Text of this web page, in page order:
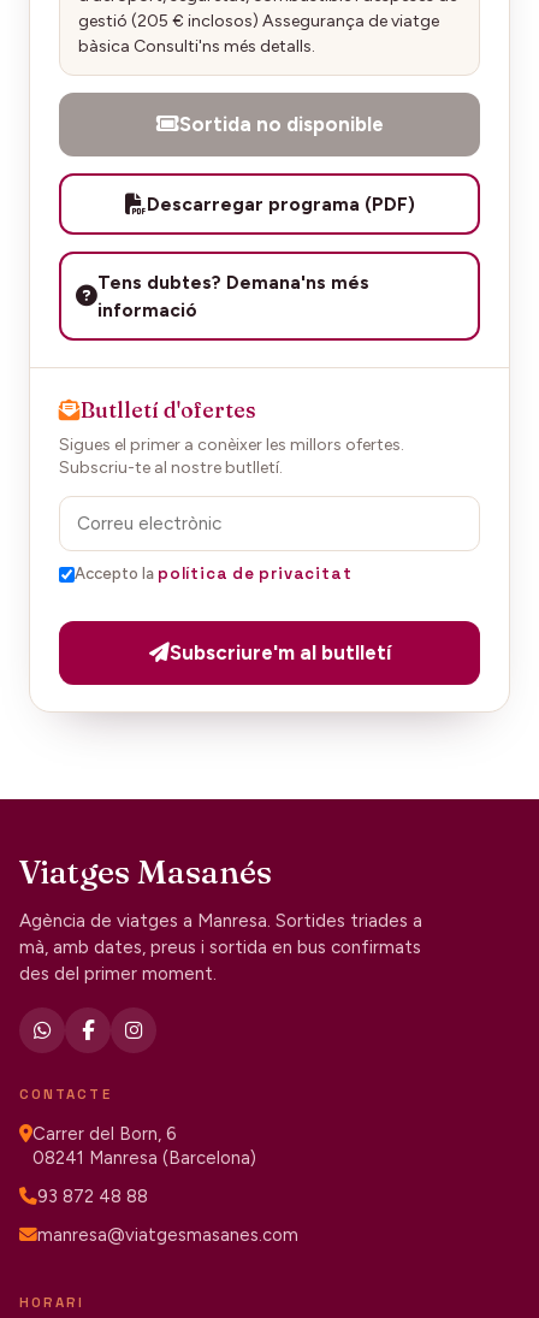
gestió (205 € inclosos) Assegurança de viatge
bàsica Consulti'ns més detalls.
Sortida no disponible
Descarregar programa (PDF)
Tens dubtes? Demana'ns més
informació
Butlletí d'ofertes
Sigues el primer a conèixer les millors ofertes.
Subscriu-te al nostre butlletí.
Accepto la política de privacitat
Subscriure'm al butlletí
Viatges Masanés
Agència de viatges a Manresa. Sortides triades a
mà, amb dates, preus i sortida en bus confirmats
des del primer moment.
CONTACTE
Carrer del Born, 6
08241 Manresa (Barcelona)
93 872 48 88
manresa@viatgesmasanes.com
HORARI